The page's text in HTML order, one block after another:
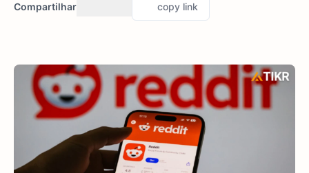
Compartilhar copy link